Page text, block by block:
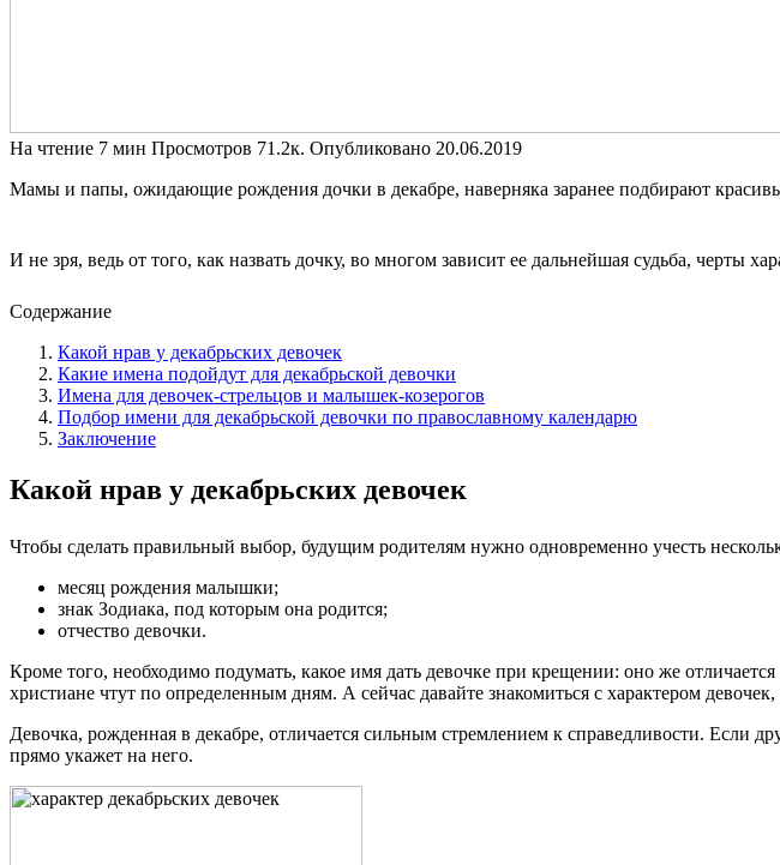
На чтение 7 мин Просмотров 71.2к. Опубликовано 20.06.2019
Мамы и папы, ожидающие рождения дочки в декабре, наверняка заранее подбирают
И не зря, ведь от того, как назвать дочку, во многом зависит ее дальнейшая судьба, черты
Содержание
Какой нрав у декабрьских девочек
Какие имена подойдут для декабрьской девочки
Имена для девочек-стрельцов и малышек-козерогов
Подбор имени для декабрьской девочки по православному календарю
Заключение
Какой нрав у декабрьских девочек
Чтобы сделать правильный выбор, будущим родителям нужно одновременно учесть
месяц рождения малышки;
знак Зодиака, под которым она родится;
отчество девочки.
Кроме того, необходимо подумать, какое имя дать девочке при крещении: оно же
христиане чтут по определенным дням. А сейчас давайте знакомиться с характером
Девочка, рожденная в декабре, отличается сильным стремлением к справедливости. Если
прямо укажет на него.